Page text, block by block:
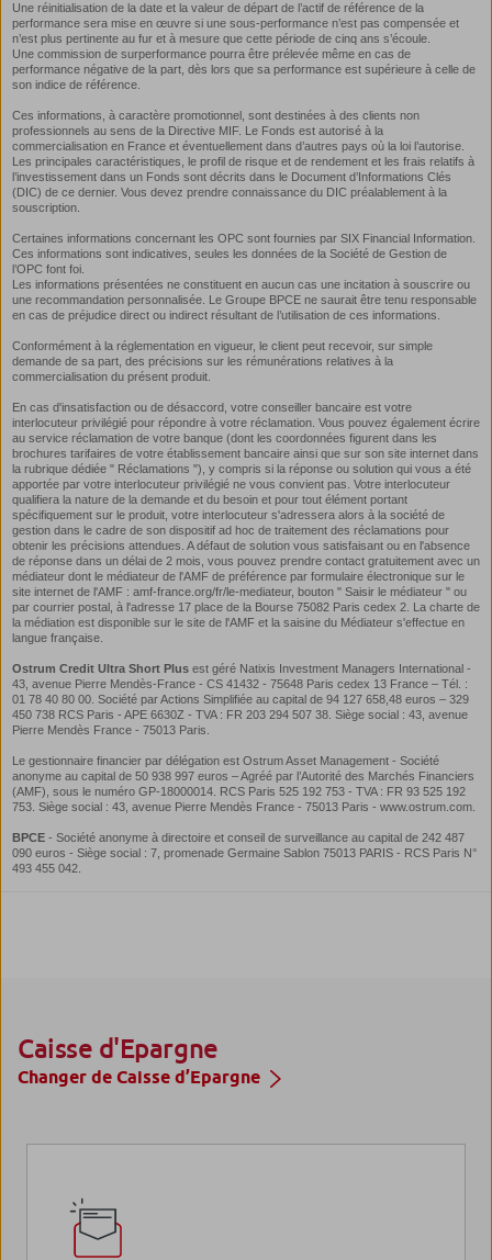
Caisse d'Epargne
Changer de Caisse d’Epargne